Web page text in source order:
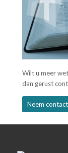
Wilt u meer
dan gerust
Neem